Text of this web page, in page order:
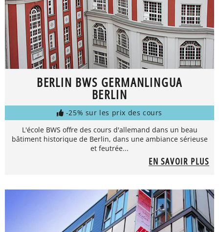
BERLIN BWS GERMANLINGUA
BERLIN
-25% sur les prix des cours
L'école BWS offre des cours d'allemand dans un beau
bâtiment historique de Berlin, dans une ambiance sérieuse
et feutrée...
EN SAVOIR PLUS